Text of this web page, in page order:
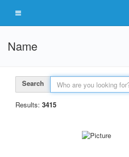
Name
Search
Results: 3415